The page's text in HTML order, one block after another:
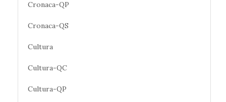
Cronaca-QP
Cronaca-QS
Cultura
Cultura-QC
Cultura-QP